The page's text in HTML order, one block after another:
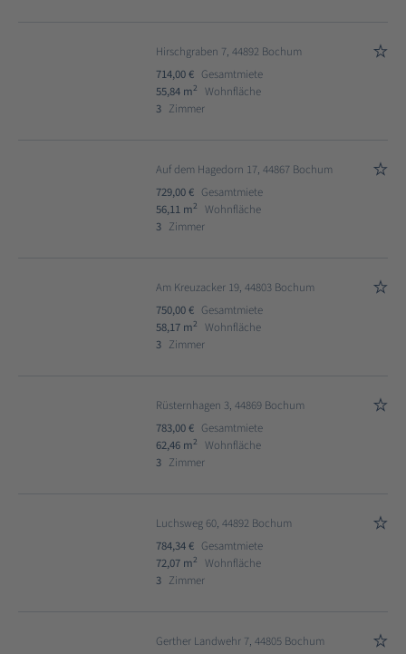
Hirschgraben 7, 44892 Bochum
714,00 € Gesamtmiete
55,84 m2
Wohnfläche
3 Zimmer
Auf dem Hagedorn 17, 44867 Bochum
729,00 € Gesamtmiete
56,11 m2
Wohnfläche
3 Zimmer
Am Kreuzacker 19, 44803 Bochum
750,00 € Gesamtmiete
58,17 m2
Wohnfläche
3 Zimmer
Rüsternhagen 3, 44869 Bochum
783,00 € Gesamtmiete
62,46 m2
Wohnfläche
3 Zimmer
Luchsweg 60, 44892 Bochum
784,34 € Gesamtmiete
72,07 m2
Wohnfläche
3 Zimmer
Gerther Landwehr 7, 44805 Bochum